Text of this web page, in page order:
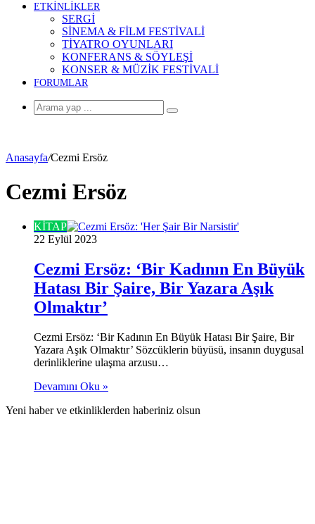
ETKİNLİKLER
SERGİ
SİNEMA & FİLM FESTİVALİ
TİYATRO OYUNLARI
KONFERANS & SÖYLEŞİ
KONSER & MÜZİK FESTİVALİ
FORUMLAR
Arama
Anasayfa/Cezmi Ersöz
Cezmi Ersöz
KİTAP
22 Eylül 2023
Cezmi Ersöz: ‘Bir Kadının En Büyük
Hatası Bir Şaire, Bir Yazara Aşık
Olmaktır’
Cezmi Ersöz: ‘Bir Kadının En Büyük Hatası Bir Şaire, Bir
Yazara Aşık Olmaktır’ Sözcüklerin büyüsü, insanın duygusal
derinliklerine ulaşma arzusu…
Devamını Oku »
Yeni haber ve etkinliklerden haberiniz olsun